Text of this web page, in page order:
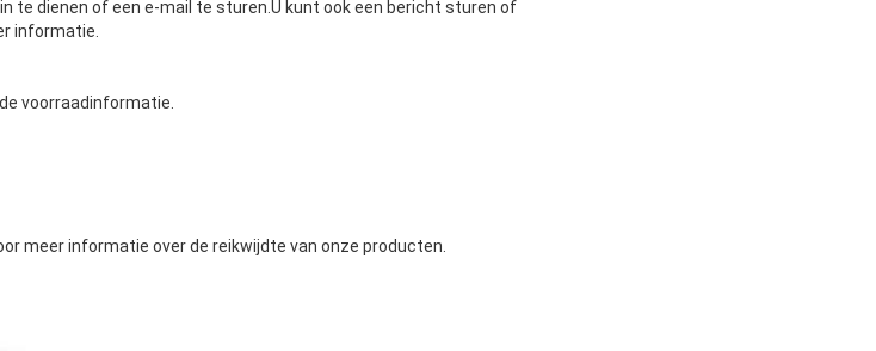
te dienen of een e-mail te sturen.U kunt ook een bericht sturen of
informatie.
voorraadinformatie.
meer informatie over de reikwijdte van onze producten.